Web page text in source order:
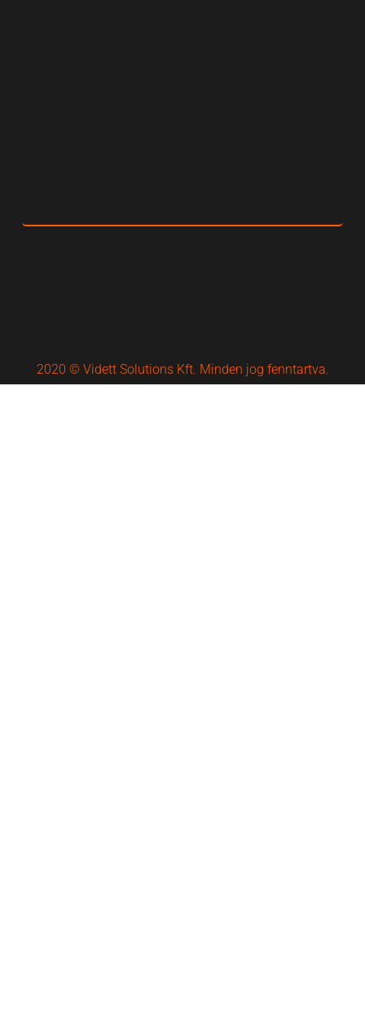
2020 © Vidett Solutions Kft. Minden jog fenntartva.